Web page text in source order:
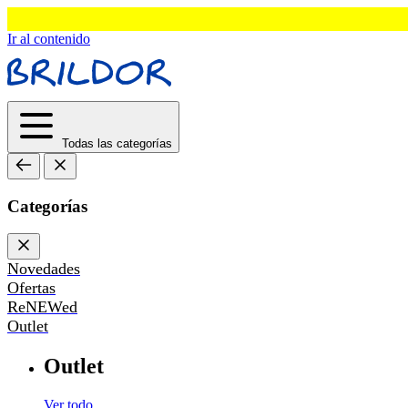
Ir al contenido
Todas las categorías
Categorías
Novedades
Ofertas
ReNEWed
Outlet
Outlet